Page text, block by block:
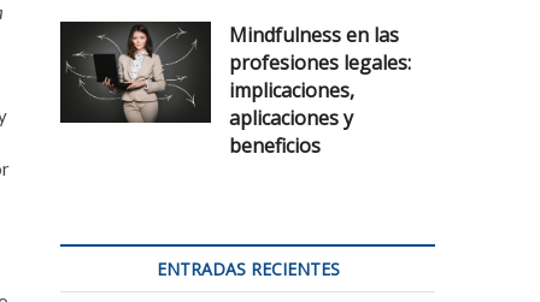
Mindfulness en las
profesiones legales:
implicaciones,
aplicaciones y
beneficios
ENTRADAS RECIENTES